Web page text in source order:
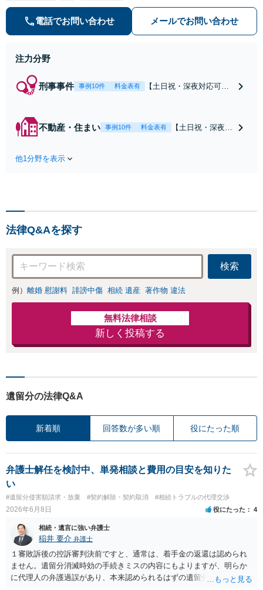
ル・ナイトワークトラブルに注力】
電話でお問い合わせ メールでお問い合わせ
注力分野
刑事事件 事例10件 料金表有
【土日祝・深夜対応可】
起訴を目指します。逮捕
勾留されている場合、首
不動産・住まい 事例10件 料金表有
【土日祝・深夜相
可能【初回相談無
他1分野を表示
法律Q&Aを探す
検索
例） 離婚 慰謝料 誹謗中傷 相続 遺産 著作物 違法
無料法律相談
新しく投稿する
遺留分の法律Q&A
新着順 回答数が多い順 役にたった順
弁護士解任を検討中、単発相談と費用の目安を知りた
い
#遺留分侵害額請求・放棄 #契約解除・契約取消 #相続トラブルの代理交渉
2026年6月8日 役にたった 4
相続・遺言に強い弁護士
稲井 要介 弁護士
１審敗訴後の控訴審判決前ですと、通常は、着手金の返還は認められ
ません。遺留分消滅時効の手続きミスの内容にもよりますが、明らか
に代理人の弁護過誤があり、本来認められるはずの遺留分侵害額請求